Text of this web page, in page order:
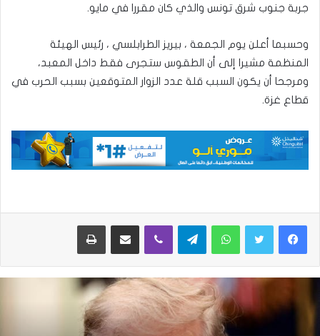
جربة جنوب شرق تونس والذي كان مقررا في مايو.
وحسبما أعلن يوم الجمعة ، بيريز الطرابلسي ، رئيس الهيئة
المنظمة مشيرا إلى أن الطقوس ستجرى فقط داخل المعبد،
ومرجحا أن يكون السبب قلة عدد الزوار المتوقعين بسبب الحرب في
قطاع غزة.
واتساب تيلقرام ڤايبر مشاركة عبر البريد طباعة